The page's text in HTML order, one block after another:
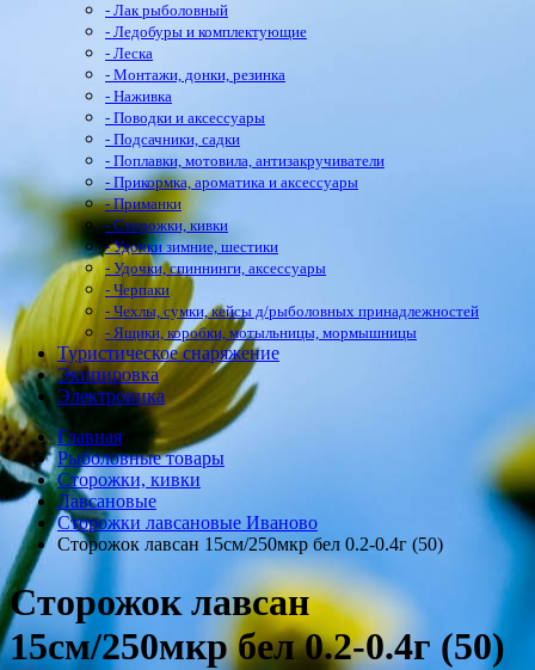
- Лак рыболовный
- Ледобуры и комплектующие
- Леска
- Монтажи, донки, резинка
- Наживка
- Поводки и аксессуары
- Подсачники, садки
- Поплавки, мотовила, антизакручиватели
- Прикормка, ароматика и аксессуары
- Приманки
- Сторожки, кивки
- Удочки зимние, шестики
- Удочки, спиннинги, аксессуары
- Черпаки
- Чехлы, сумки, кейсы д/рыболовных принадлежностей
- Ящики, коробки, мотыльницы, мормышницы
Туристическое снаряжение
Экипировка
Электроника
Главная
Рыболовные товары
Сторожки, кивки
Лавсановые
Сторожки лавсановые Иваново
Сторожок лавсан 15см/250мкр бел 0.2-0.4г (50)
Сторожок лавсан
15см/250мкр бел 0.2-0.4г (50)